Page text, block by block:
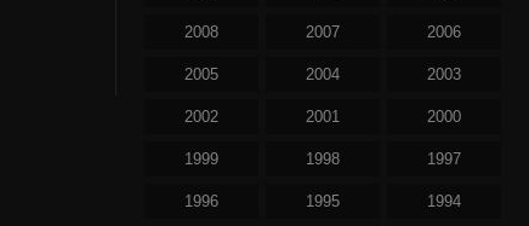
2008 2007 2006
2005 2004 2003
2002 2001 2000
1999 1998 1997
1996 1995 1994